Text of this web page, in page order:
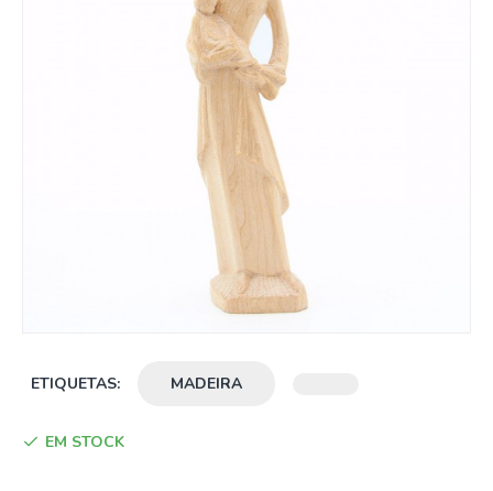
ETIQUETAS: MADEIRA
EM STOCK